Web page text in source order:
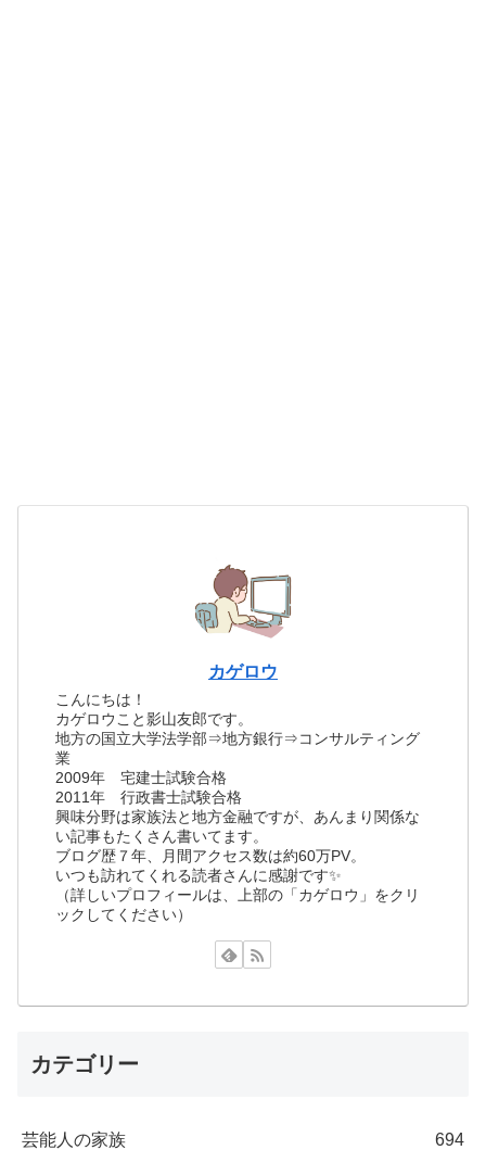
カゲロウ
こんにちは！
カゲロウこと影山友郎です。
地方の国立大学法学部⇒地方銀行⇒コンサルティング
業
2009年 宅建士試験合格
2011年 行政書士試験合格
興味分野は家族法と地方金融ですが、あんまり関係な
い記事もたくさん書いてます。
ブログ歴７年、月間アクセス数は約60万PV。
いつも訪れてくれる読者さんに感謝です✨
（詳しいプロフィールは、上部の「カゲロウ」をクリ
ックしてください）
カテゴリー
芸能人の家族 694